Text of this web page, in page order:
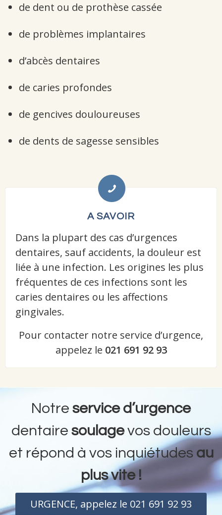
de dent ou de prothèse cassée
de problèmes implantaires
d’abcès dentaires
de caries profondes
de gencives douloureuses
de dents de sagesse sensibles
A SAVOIR
Dans la plupart des cas d’urgences
dentaires, sauf accidents, la douleur est
liée à une infection. Les origines les plus
fréquentes de ces infections sont les
caries dentaires ou les affections
gingivales.
Pour contacter notre service d’urgence,
appelez le 021 691 92 93
Notre service d’urgence
dentaire soulagevos douleurs
et répond à vos inquiétudes au
plus vite !
URGENCE, appelez le 021 691 92 93